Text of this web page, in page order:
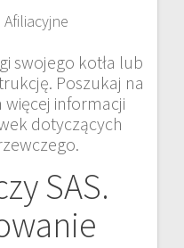
swojego kotła lub
Poszukaj na
więcej informacji
dotyczących
SAS.